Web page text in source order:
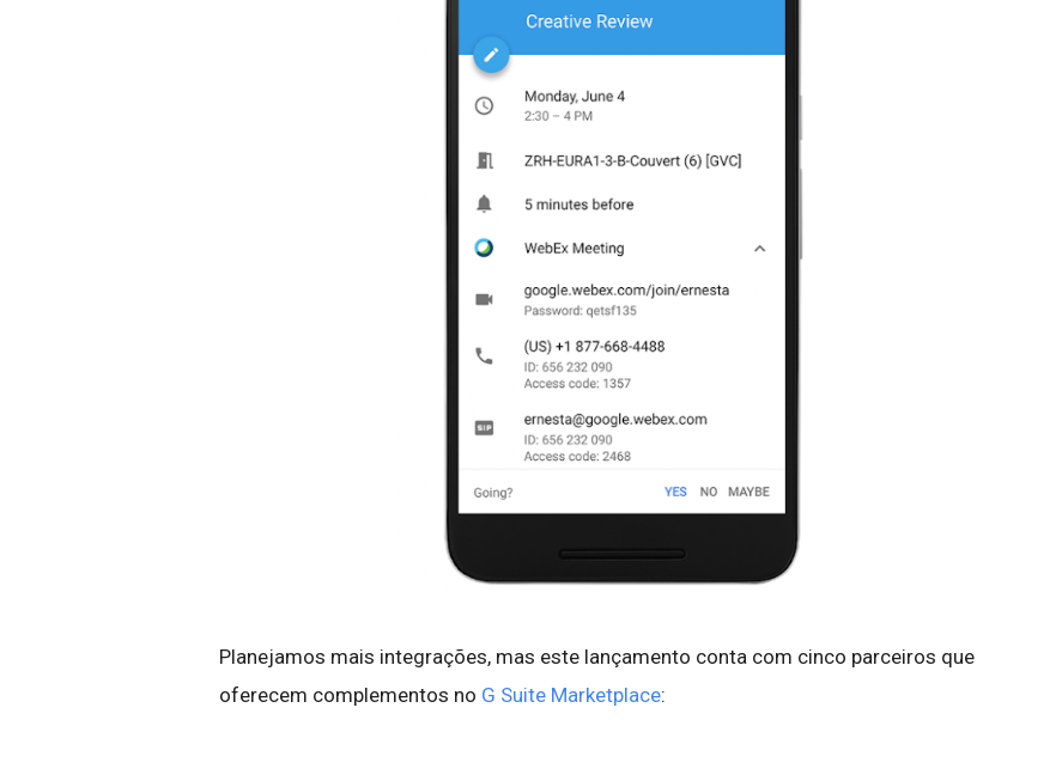
Planejamos mais integrações, mas este lançamento conta com cinco parceiros que
oferecem complementos no G Suite Marketplace: